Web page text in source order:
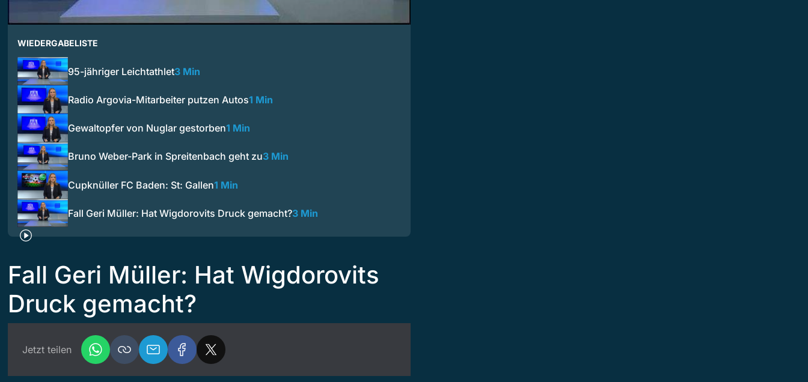
WIEDERGABELISTE
95-jähriger Leichtathlet3 Min
Radio Argovia-Mitarbeiter putzen Autos1 Min
Gewaltopfer von Nuglar gestorben1 Min
Bruno Weber-Park in Spreitenbach geht zu3 Min
Cupknüller FC Baden: St: Gallen1 Min
Fall Geri Müller: Hat Wigdorovits Druck gemacht?3 Min
Fall Geri Müller: Hat Wigdorovits
Druck gemacht?
Jetzt teilen